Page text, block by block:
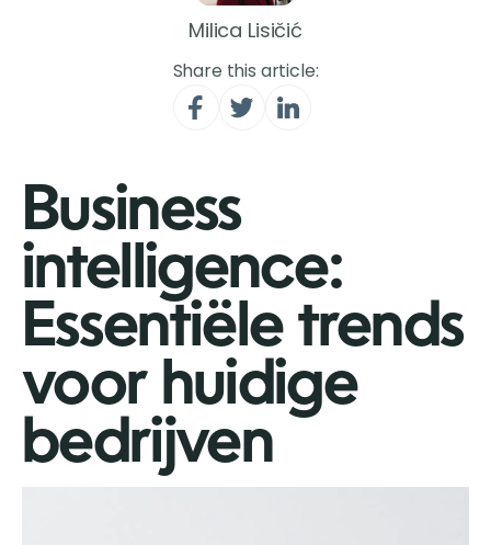
Milica Lisičić
Share this article:
Business
intelligence:
Essentiële trends
voor huidige
bedrijven